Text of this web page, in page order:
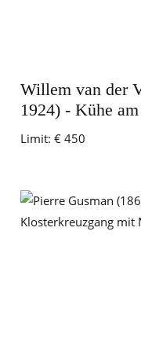
Willem van der
1924) - Kühe
Limit: € 450